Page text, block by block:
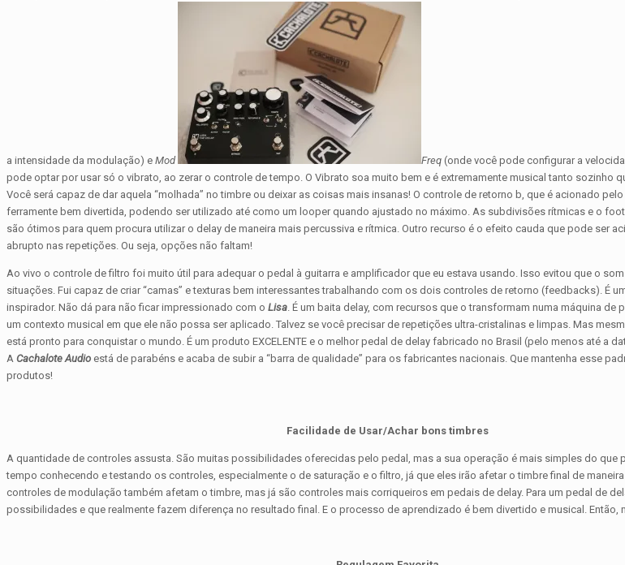
a intensidade da modulação) e Mod Freq (onde você pode configurar a
pode optar por usar só o vibrato, ao zerar o controle de tempo. O Vibrato soa muito bem e é extremamente musical tanto sozinho
Você será capaz de dar aquela “molhada” no timbre ou deixar as coisas mais insanas! O controle de retorno b, que é acionado
ferramente bem divertida, podendo ser utilizado até como um looper quando ajustado no máximo. As subdivisões rítmicas e o
são ótimos para quem procura utilizar o delay de maneira mais percussiva e rítmica. Outro recurso é o efeito cauda que pode ser
abrupto nas repetições. Ou seja, opções não faltam!
Ao vivo o controle de filtro foi muito útil para adequar o pedal à guitarra e amplificador que eu estava usando. Isso evitou que o
situações. Fui capaz de criar “camas” e texturas bem interessantes trabalhando com os dois controles de retorno (feedbacks). É
inspirador. Não dá para não ficar impressionado com o Lisa. É um baita delay, com recursos que o transformam numa máquina
um contexto musical em que ele não possa ser aplicado. Talvez se você precisar de repetições ultra-cristalinas e limpas. Mas
está pronto para conquistar o mundo. É um produto EXCELENTE e o melhor pedal de delay fabricado no Brasil (pelo menos até a
A Cachalote Audio está de parabéns e acaba de subir a “barra de qualidade” para os fabricantes nacionais. Que mantenha esse
produtos!
Facilidade de Usar/Achar bons timbres
A quantidade de controles assusta. São muitas possibilidades oferecidas pelo pedal, mas a sua operação é mais simples do que
tempo conhecendo e testando os controles, especialmente o de saturação e o filtro, já que eles irão afetar o timbre final de
controles de modulação também afetam o timbre, mas já são controles mais corriqueiros em pedais de delay. Para um pedal de
possibilidades e que realmente fazem diferença no resultado final. E o processo de aprendizado é bem divertido e musical. Então,